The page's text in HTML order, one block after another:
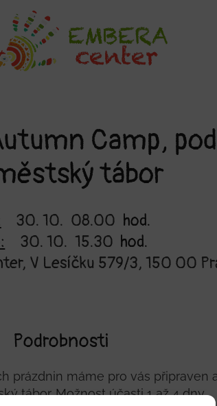
Camp,
tábor
30. 10. 08.00 hod.
30. 10. 15.30 hod.
V Lesíčku 579/3, 150 00
Podrobnosti
prázdnin máme pro vás připraven
tábor. Možnost účasti 1 až 4 dny.